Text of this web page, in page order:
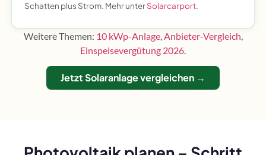
Schatten plus Strom. Mehr unterSolarcarport.
Weitere Themen: 10 kWp-Anlage, Anbieter-Vergleich
Einspeisevergütung 2026
Jetzt Solaranlage vergleichen →